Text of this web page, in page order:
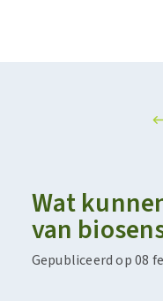
Wat
van
Gepubliceerd op 08